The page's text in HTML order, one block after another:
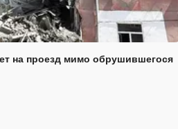
на проезд мимо обрушившегося